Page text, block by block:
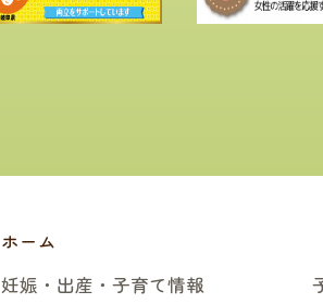
ホーム
妊娠・出産・子育て情報